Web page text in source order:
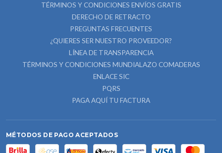
TÉRMINOS Y CONDICIONES ENVÍOS GRATIS
DERECHO DE RETRACTO
PREGUNTAS FRECUENTES
¿QUIERES SER NUESTRO PROVEEDOR?
LÍNEA DE TRANSPARENCIA
TÉRMINOS Y CONDICIONES MUNDIALAZO COMADERAS
ENLACE SIC
PQRS
PAGA AQUÍ TU FACTURA
MÉTODOS DE PAGO ACEPTADOS